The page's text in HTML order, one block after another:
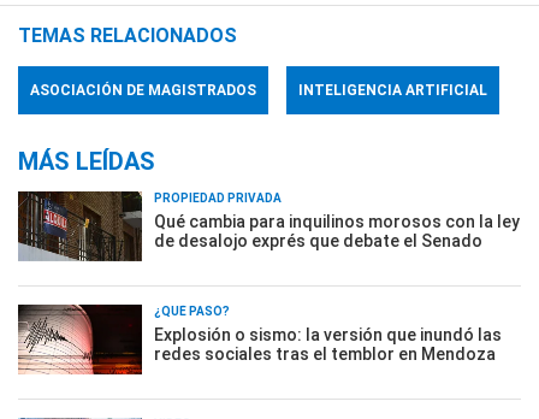
TEMAS RELACIONADOS
ASOCIACIÓN DE MAGISTRADOS INTELIGENCIA ARTIFICIAL
MÁS LEÍDAS
PROPIEDAD PRIVADA
Qué cambia para inquilinos morosos con la ley
de desalojo exprés que debate el Senado
¿QUÉ PASÓ?
Explosión o sismo: la versión que inundó las
redes sociales tras el temblor en Mendoza